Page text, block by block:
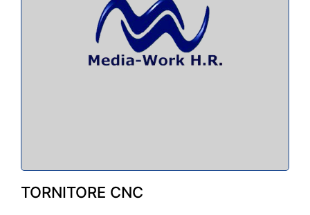
TORNITORE CNC